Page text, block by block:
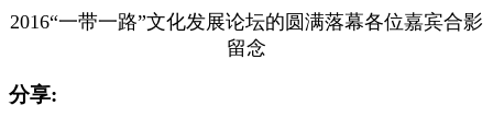
2016“一带一路”文化发展论坛的圆满落幕各位嘉宾合影
留念
分享: